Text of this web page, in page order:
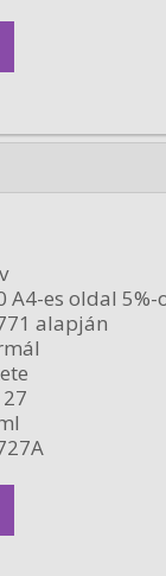
A4-es oldal 5%-
alapján